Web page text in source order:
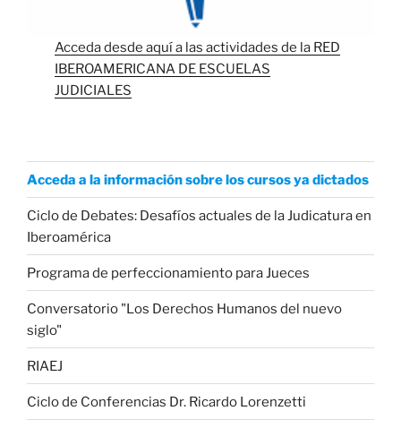
Acceda desde aquí a las actividades de la RED
IBEROAMERICANA DE ESCUELAS
JUDICIALES
Acceda a la información sobre los cursos ya dictados
Ciclo de Debates: Desafíos actuales de la Judicatura en
Iberoamérica
Programa de perfeccionamiento para Jueces
Conversatorio "Los Derechos Humanos del nuevo
siglo"
RIAEJ
Ciclo de Conferencias Dr. Ricardo Lorenzetti